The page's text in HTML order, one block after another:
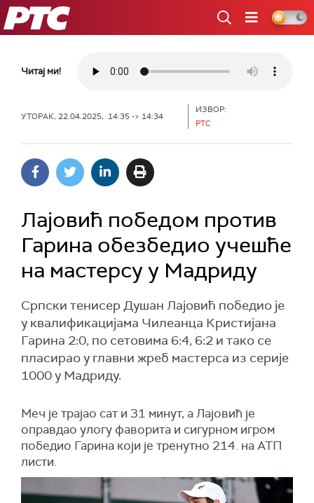
РТС
Читај ми!
УТОРАК, 22.04.2025, 14:35 -> 14:34
ИЗВОР:
РТС
Лајовић победом против
Гарина обезбедио учешће
на мастерсу у Мадриду
Српски тенисер Душан Лајовић победио је
у квалификацијама Чилеанца Кристијана
Гарина 2:0, по сетовима 6:4, 6:2 и тако се
пласирао у главни жреб мастерса из серије
1000 у Мадриду.
Меч је трајао сат и 31 минут, а Лајовић је
оправдао улогу фаворита и сигурном игром
победио Гарина који је тренутно 214. на АТП
листи.